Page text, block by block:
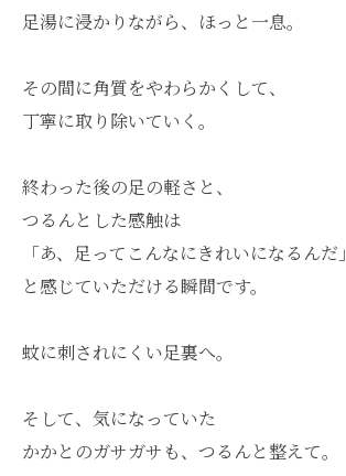
足湯に浸かりながら、ほっと一息。
その間に角質をやわらかくして、
丁寧に取り除いていく。
終わった後の足の軽さと、
つるんとした感触は
「あ、足ってこんなにきれいになるんだ」
と感じていただける瞬間です。
蚊に刺されにくい足裏へ。
そして、気になっていた
かかとのガサガサも、つるんと整えて。